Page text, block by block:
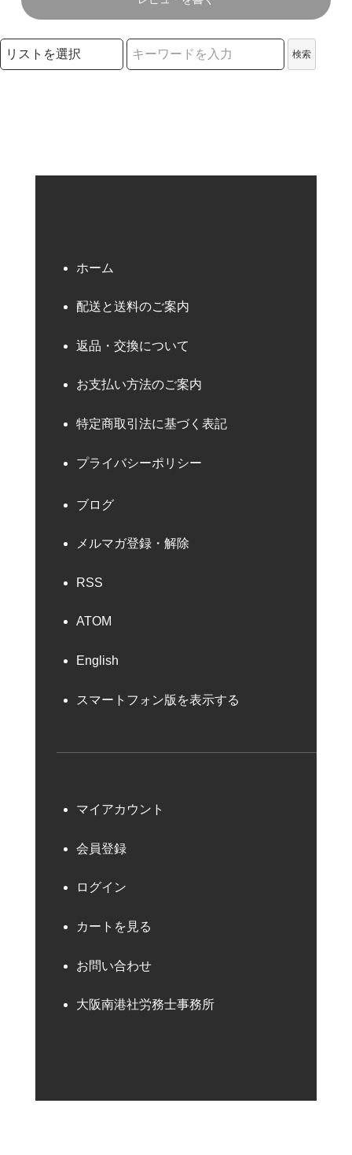
検索リストの選択
検索
ホーム
配送と送料のご案内
返品・交換について
お支払い方法のご案内
特定商取引法に基づく表記
プライバシーポリシー
ブログ
メルマガ登録・解除
RSS
ATOM
English
スマートフォン版を表示する
マイアカウント
会員登録
ログイン
カートを見る
お問い合わせ
大阪南港社労務士事務所